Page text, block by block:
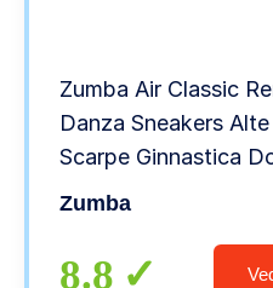
Zumba Air Classic
Danza Sneakers
Scarpe Ginnastica
40 EU
Zumba
8.8